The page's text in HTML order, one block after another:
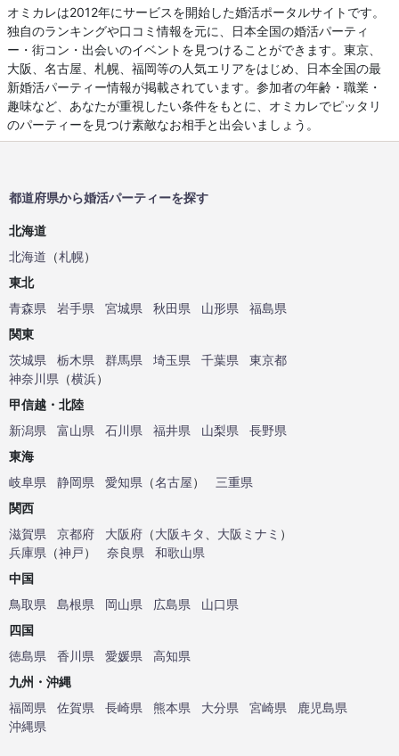
オミカレは2012年にサービスを開始した婚活ポータルサイトです。
独自のランキングや口コミ情報を元に、日本全国の婚活パーティ
ー・街コン・出会いのイベントを見つけることができます。東京、
大阪、名古屋、札幌、福岡等の人気エリアをはじめ、日本全国の最
新婚活パーティー情報が掲載されています。参加者の年齢・職業・
趣味など、あなたが重視したい条件をもとに、オミカレでピッタリ
のパーティーを見つけ素敵なお相手と出会いましょう。
都道府県から婚活パーティーを探す
北海道
北海道 （札幌）
東北
青森県
岩手県 宮城県 秋田県 山形県
福島県
関東
茨城県
栃木県 群馬県 埼玉県 千葉県
東京都
神奈川県 （横浜）
甲信越・北陸
新潟県
富山県 石川県 福井県 山梨県
長野県
東海
岐阜県
静岡県 愛知県 （名古屋）
三重県
関西
滋賀県
京都府 大阪府 （大阪キタ 大阪ミナミ ）
兵庫県 （神戸） 奈良県
和歌山県
中国
鳥取県
島根県 岡山県 広島県
山口県
四国
徳島県
香川県 愛媛県
高知県
九州・沖縄
福岡県
佐賀県 長崎県 熊本県 大分県 宮崎県
鹿児島県
沖縄県